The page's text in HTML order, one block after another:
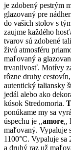
je zdobený pestrým
glazovaný pre
do vašich stolov s
zaujme každého
tvarov sú zdobené
živú atmosféru
maľovaný a
trvanlivosť. Motívy
rôzne druhy
autentický taliansky
jedál alebo ako
kúsok Stredomoria.
ponúkame my sa
úspechu je ,,amore,,
maľovaný. Vypaluje
1100°C. Vypaluje
a druhý raz už